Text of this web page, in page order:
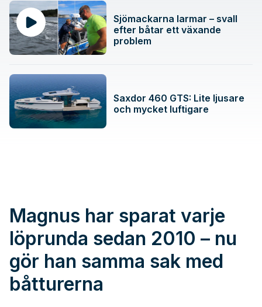
Sjömackarna larmar – svall
efter båtar ett växande
problem
Saxdor 460 GTS: Lite ljusare
och mycket luftigare
Magnus har sparat varje
löprunda sedan 2010 – nu
gör han samma sak med
båtturerna